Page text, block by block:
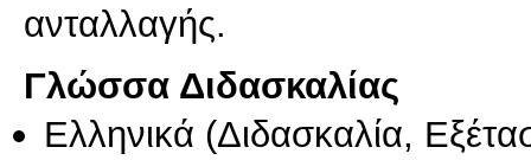
ανταλλαγής.
Γλώσσα Διδασκαλίας
Ελληνικά (Διδασκαλία,